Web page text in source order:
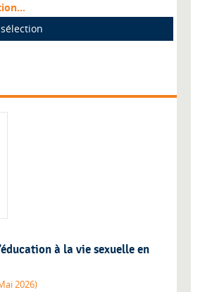
à la vie sexuelle en
2026)